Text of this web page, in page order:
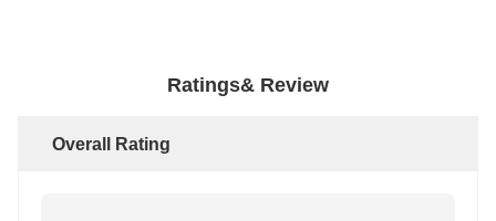
Ratings& Review
Overall Rating